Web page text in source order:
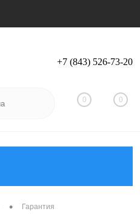
Вход Регистрация
+7 (843) 526-73-20
0 0
• Гарантия